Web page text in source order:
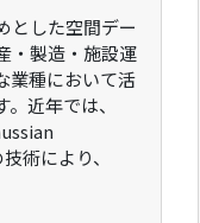
とした空間デー
・製造・施設運
業種において活
近年では、
術により、